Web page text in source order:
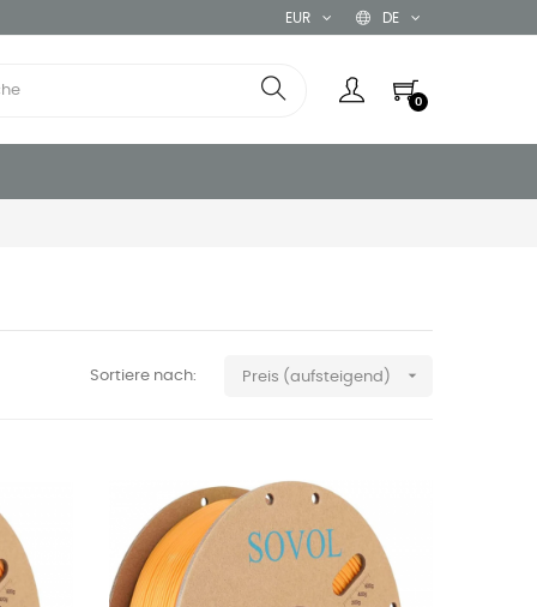
DE
EUR
0
Sortiere nach: Preis (aufsteigend) 